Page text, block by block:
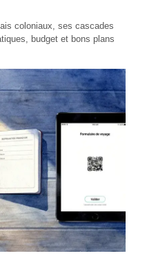
coloniaux, ses cascades
budget et bons plans